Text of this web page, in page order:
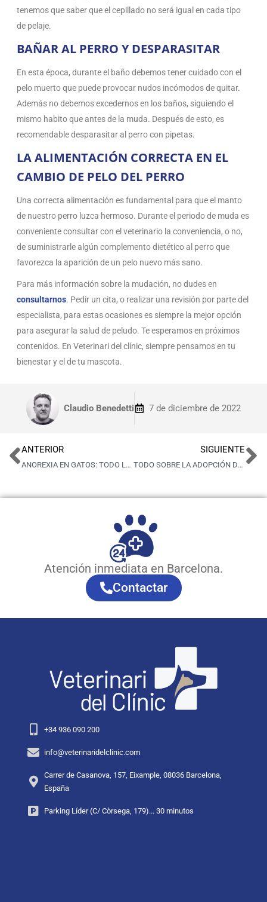
tenemos que saber que el cepillado no será igual en cada tipo
de pelaje.
BAÑAR AL PERRO Y DESPARASITAR
En esta época, durante el baño debemos tener cuidado con el
pelo muerto que puede provocar nudos incómodos de quitar.
Además no debemos excedernos en los baños, siguiendo el
mismo habito que antes de la muda. Después de esto, es
recomendable desparasitar al perro con pipetas.
LA ALIMENTACIÓN CORRECTA EN EL
CAMBIO DE PELO DEL PERRO
Una correcta alimentación es fundamental para que el manto
de nuestro perro luzca hermoso. Durante el periodo de muda es
conveniente consultar con el veterinario la conveniencia, o no,
de suministrarle algún complemento dietético al perro que
favorezca la aparición de un pelo nuevo más sano.
Para más información sobre la mudación, no dudes en
consultarnos. Pedir un cita, o realizar una revisión por parte del
especialista, para estas ocasiones es siempre la mejor opción
para asegurar la salud de peludo. Te esperamos en próximos
contenidos. En Veterinari del clínic, siempre pensamos en tu
bienestar y el de tu mascota.
Claudio Benedetti 7 de diciembre de 2022
ANTERIOR
ANOREXIA EN GATOS: TODO LO QUE DEBES SABER
SIGUIENTE
TODO SOBRE LA ADOPCIÓN DE UN PERRO: TE AYUDAMOS A DARLE UN HOGAR
Atención inmediata en Barcelona.
Contactar
+34 936 090 200
info@veterinaridelclinic.com
Carrer de Casanova, 157, Eixample, 08036 Barcelona,
España
Parking Líder (C/ Còrsega, 179)... 30 minutos